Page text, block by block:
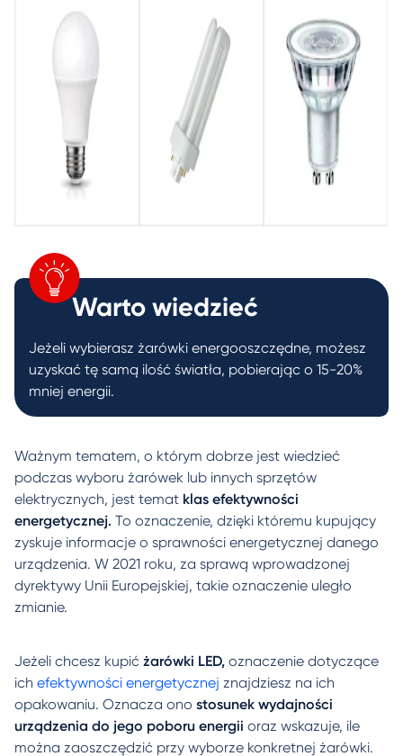
Warto wiedzieć
Jeżeli wybierasz żarówki energooszczędne, możesz
uzyskać tę samą ilość światła, pobierając o 15-20%
mniej energii.
Ważnym tematem, o którym dobrze jest wiedzieć
podczas wyboru żarówek lub innych sprzętów
elektrycznych, jest temat klas efektywności
energetycznej. To oznaczenie, dzięki któremu kupujący
zyskuje informacje o sprawności energetycznej danego
urządzenia. W 2021 roku, za sprawą wprowadzonej
dyrektywy Unii Europejskiej, takie oznaczenie uległo
zmianie.
Jeżeli chcesz kupić żarówki LED, oznaczenie dotyczące
ich efektywności energetycznej znajdziesz na ich
opakowaniu. Oznacza ono stosunek wydajności
urządzenia do jego poboru energii oraz wskazuje, ile
można zaoszczędzić przy wyborze konkretnej żarówki.